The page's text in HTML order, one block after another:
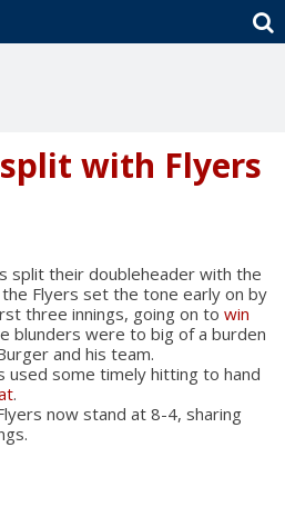
with Flyers
split their doubleheader with the
Flyers set the tone early on by
three innings, going on to win
blunders were to big of a burden
and his team.
used some timely hitting to hand
.
now stand at 8-4, sharing